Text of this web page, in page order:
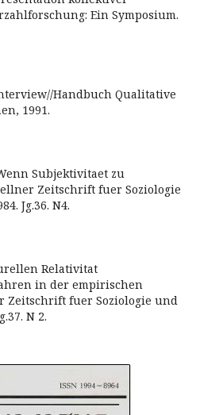
Ein Symposium.
Handbuch Qualitative
1991.
Subjektivitaet zu
Zeitschrift fuer Soziologie
Jg.36. N4.
Relativitat
in der empirischen
Zeitschrift fuer Soziologie und
N 2.